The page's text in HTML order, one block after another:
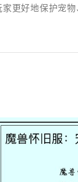
更好地保护宠